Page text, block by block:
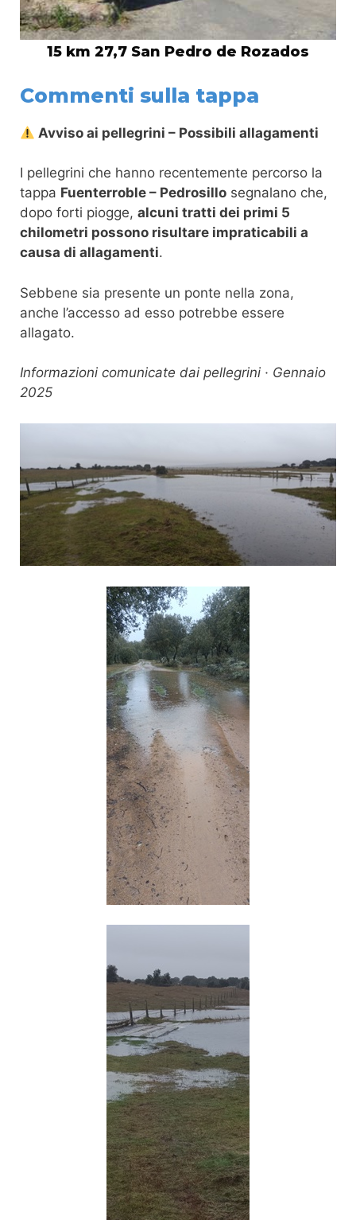
15 km 27,7 San Pedro de Rozados
Commenti sulla tappa
Avviso ai pellegrini – Possibili allagamenti
I pellegrini che hanno recentemente percorso la
tappa Fuenterroble – Pedrosillo segnalano che,
dopo forti piogge, alcuni tratti dei primi 5
chilometri possono risultare impraticabili a
causa di allagamenti.
Sebbene sia presente un ponte nella zona,
anche l’accesso ad esso potrebbe essere
allagato.
Informazioni comunicate dai pellegrini · Gennaio
2025